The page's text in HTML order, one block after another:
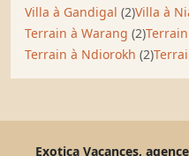
Villa à Gandigal (2)Villa à
Terrain à Warang (2)
Terrain à Ndiorokh (2)
Exotica Vacances,